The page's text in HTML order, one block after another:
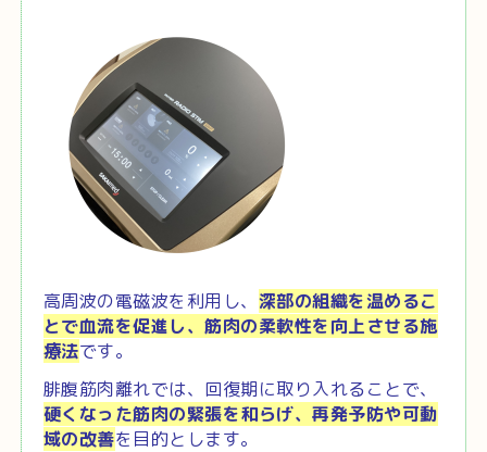
高周波の電磁波を利用し、 深部の組織を温めるこ
とで血流を促進し、筋肉の柔軟性を向上させる施
療法です。
腓腹筋肉離れでは、回復期に取り入れることで、
硬くなった筋肉の緊張を和らげ、再発予防や可動
域の改善を目的とします。